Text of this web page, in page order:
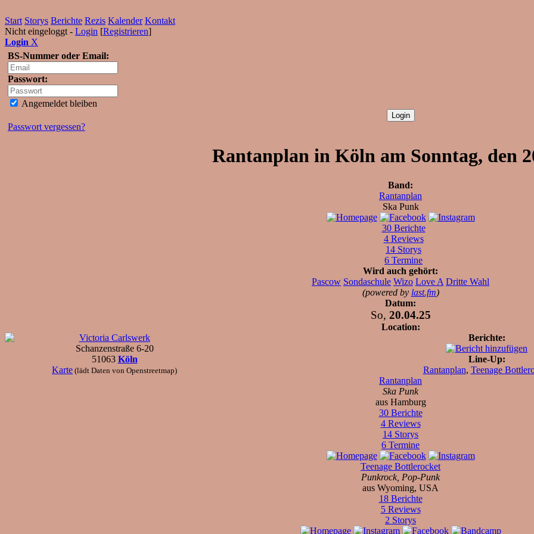
Start Storys Berichte Rezis Kalender Kontakt
Nicht eingeloggt - Login [Registrieren]
Login X
BS-Nummer oder Email:
Passwort:
Angemeldet bleiben
Passwort vergessen?
Rantanplan in Köln am Sonntag, den
Band:
Rantanplan
Ska Punk
30 Berichte
4 Reviews
14 Storys
6 Termine
Wird auch gehört:
Pascow Sondaschule Wizo Love A Dritte Wahl
(powered by last.fm)
Datum:
So, 20.04.25
Location:
Victoria Carlswerk
Schanzenstraße 6-20
51063 Köln
Karte (lädt Daten von Openstreetmap)
Berichte:
Line-Up:
Rantanplan, Teenage
Rantanplan
Ska Punk
aus Hamburg
30 Berichte
4 Reviews
14 Storys
6 Termine
Teenage Bottlerocket
Punkrock, Pop-Punk
aus Wyoming, USA
18 Berichte
5 Reviews
2 Storys